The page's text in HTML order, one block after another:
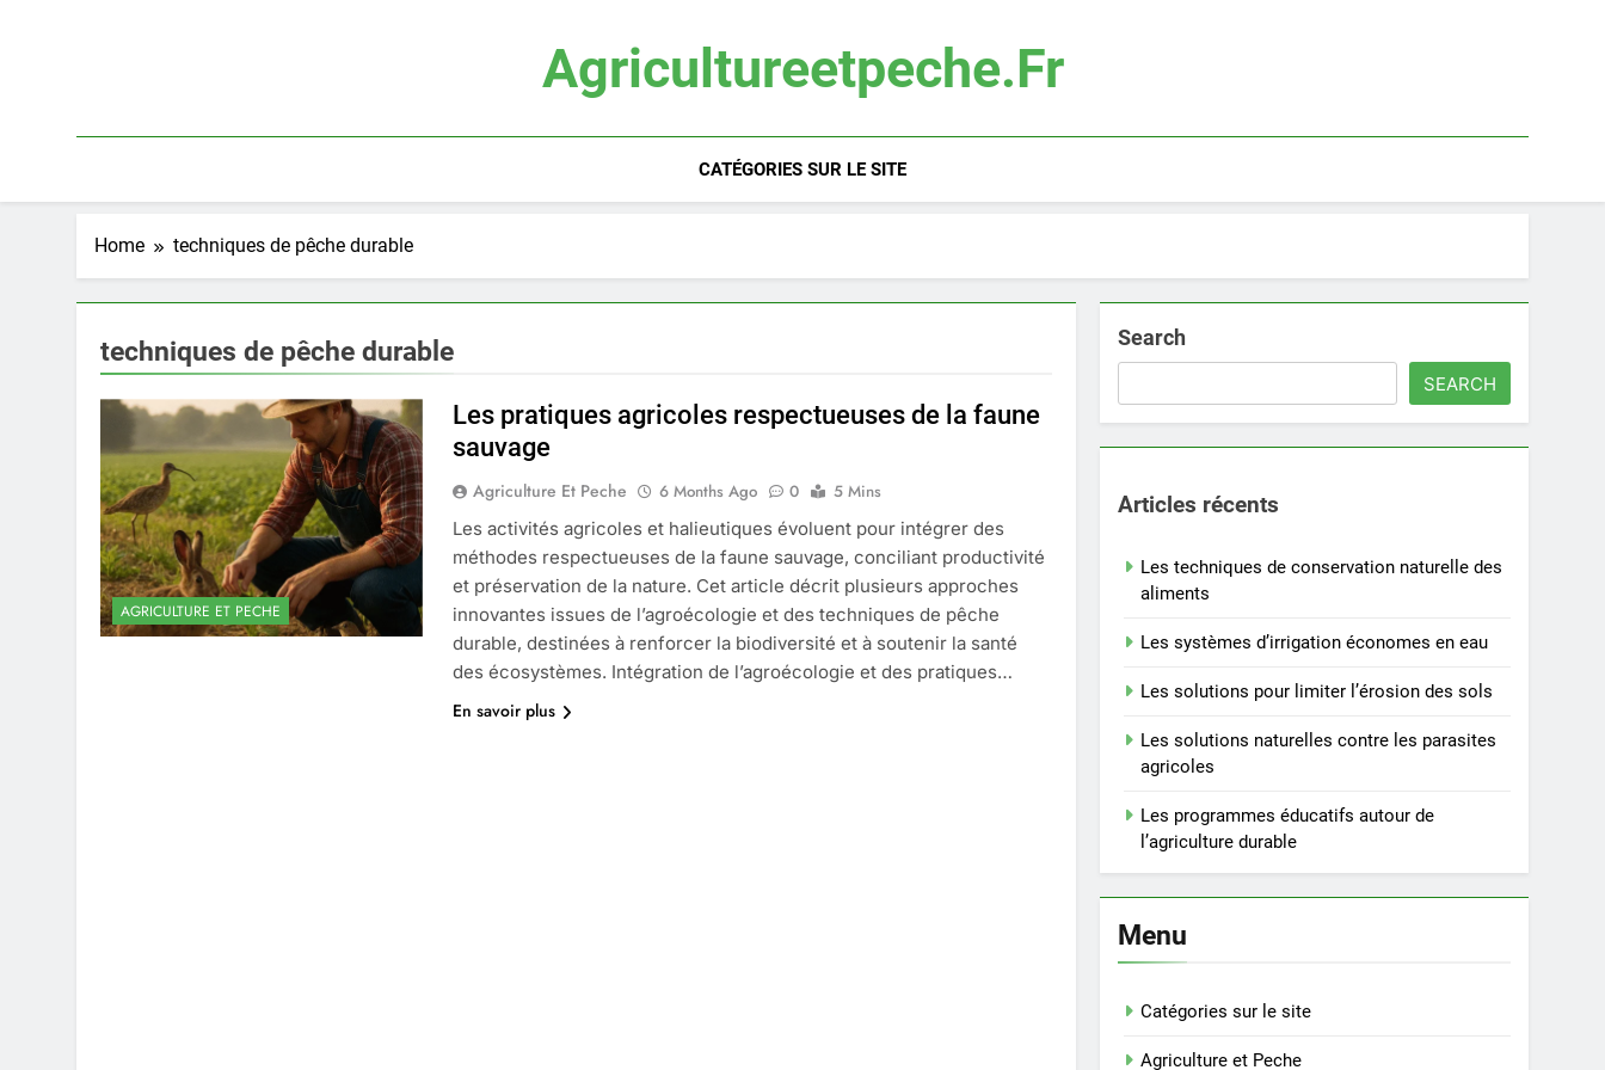
Agricultureetpeche.fr
CATÉGORIES SUR LE SITE
Home techniques de pêche durable
techniques de pêche durable
AGRICULTURE ET PECHE
Les pratiques agricoles respectueuses de la faune
sauvage
Agriculture Et Peche 6 Months Ago 0
5 Mins
Les activités agricoles et halieutiques évoluent pour intégrer des
méthodes respectueuses de la faune sauvage, conciliant productivité
et préservation de la nature. Cet article décrit plusieurs approches
innovantes issues de l’agroécologie et des techniques de pêche
durable, destinées à renforcer la biodiversité et à soutenir la santé
des écosystèmes. Intégration de l’agroécologie et des pratiques…
En savoir plus
Search
SEARCH
Articles récents
Les techniques de conservation naturelle des
aliments
Les systèmes d’irrigation économes en eau
Les solutions pour limiter l’érosion des sols
Les solutions naturelles contre les parasites
agricoles
Les programmes éducatifs autour de
l’agriculture durable
Menu
Catégories sur le site
Agriculture et Peche